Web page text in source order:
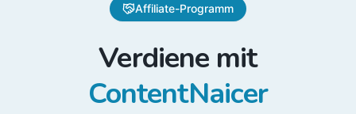
Affiliate-Programm
Verdiene mit
ContentNaicer